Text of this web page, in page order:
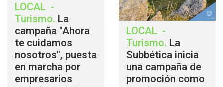
LOCAL -
Turismo. La
campaña "Ahora
te cuidamos
nosotros", puesta
en marcha por
empresarios
LOCAL -
Turismo. La
Subbética inicia
una campaña de
promoción como